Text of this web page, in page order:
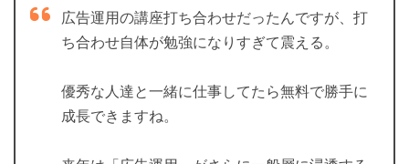
広告運用の講座打ち合わせだったんですが、打
ち合わせ自体が勉強になりすぎて震える。
優秀な人達と一緒に仕事してたら無料で勝手に
成長できますね。